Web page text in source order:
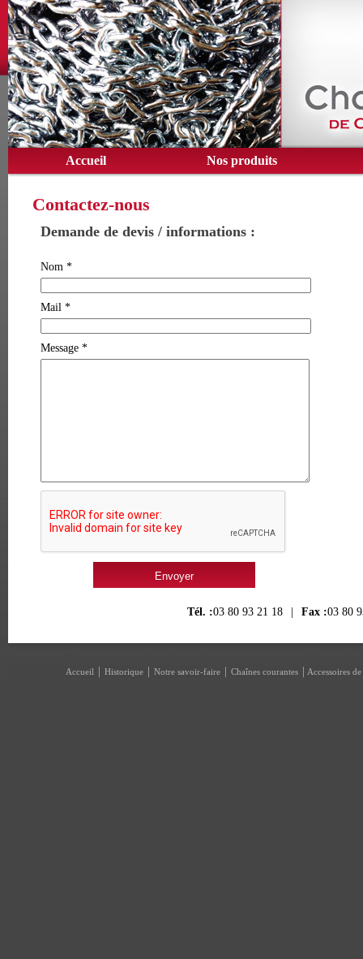
Accueil Nos produits
Contactez-nous
Demande de devis / informations :
Nom *
Mail *
Message *
Tél. :03 80 93 21 18 Fax :03 80
Accueil Historique Notre savoir-faire Chaînes courantes Accessoires